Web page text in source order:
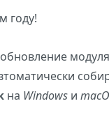
году!
модуля
на Windows и